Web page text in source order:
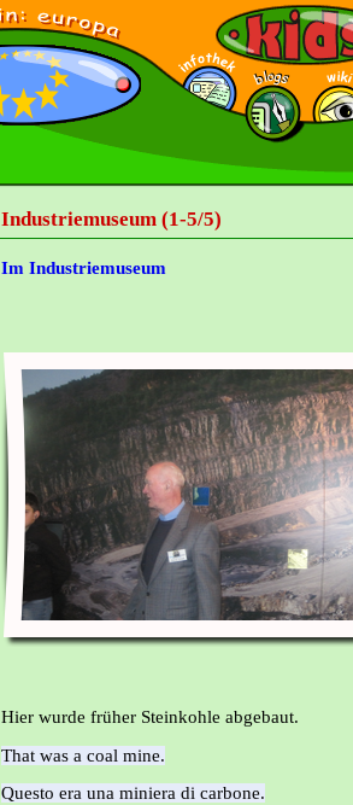
Industriemuseum (1-5/5)
Im Industriemuseum
Hier wurde früher Steinkohle abgebaut.
That was a coal mine.
Questo era una miniera di carbone.